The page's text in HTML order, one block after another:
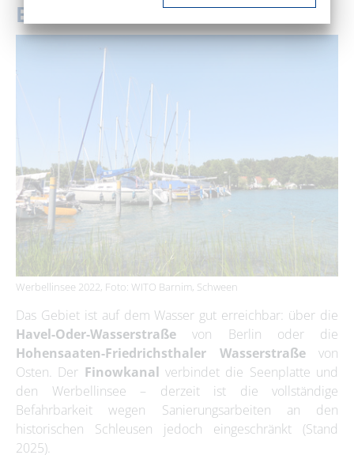
Boot
Werbellinsee 2022, Foto: WITO Barnim, Schween
Das Gebiet ist auf dem Wasser gut erreichbar: über die
Havel-Oder-Wasserstraße von Berlin oder die
Hohensaaten-Friedrichsthaler Wasserstraßevon
Osten. Der Finowkanal verbindet die Seenplatte und
den Werbellinsee – derzeit ist die vollständige
Befahrbarkeit wegen Sanierungsarbeiten an den
historischen Schleusen jedoch eingeschränkt (Stand
2025).